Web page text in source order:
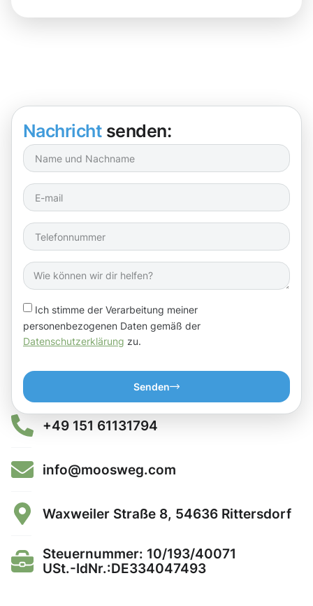
Nachricht senden:
Ich stimme der Verarbeitung meiner
personenbezogenen Daten gemäß der
Datenschutzerklärung zu.
Senden
+49 151 61131794
info@moosweg.com
Waxweiler Straße 8, 54636 Rittersdorf
Steuernummer: 10/193/40071
USt.-IdNr.:DE334047493